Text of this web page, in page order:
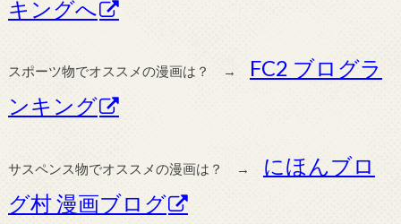
キングへ
スポーツ物でオススメの漫画は？ →
FC2 ブログラ
ンキング
サスペンス物でオススメの漫画は？ →
にほんブロ
グ村 漫画ブログ